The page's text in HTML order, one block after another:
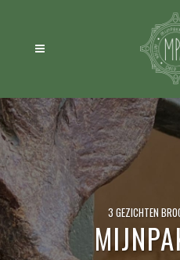
DRIE PASSIES, ÉÉN